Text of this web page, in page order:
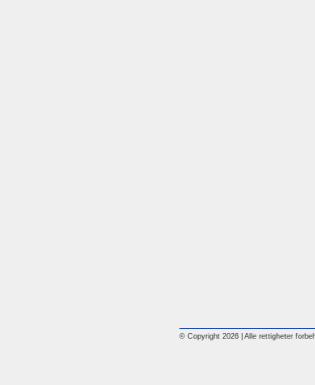
© Copyright 2026 | Alle rettigheter